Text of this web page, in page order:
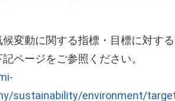
候変動に関する指標・目標に対す
ページをご参照ください。
sustainability/environment/